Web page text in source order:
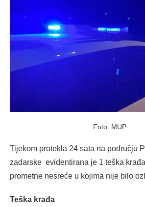
Foto: MUP
Tijekom protekla 24 sata na području
zadarske evidentirana je 1 teška
prometne nesreće u kojima nije bilo
Teška krađa